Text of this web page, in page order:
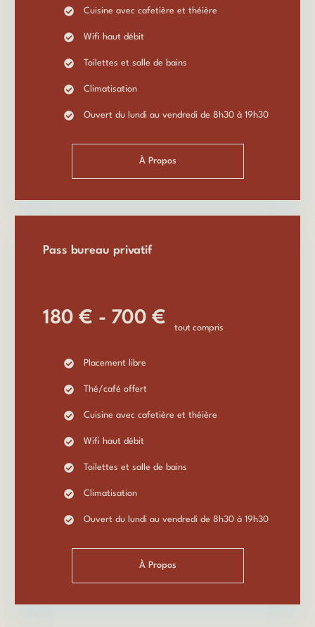
Cuisine avec cafetière et théière
Wifi haut débit
Toilettes et salle de bains
Climatisation
Ouvert du lundi au vendredi de 8h30 à 19h30
À Propos
Pass bureau privatif
180 € - 700 €
tout compris
Placement libre
Thé/café offert
Cuisine avec cafetière et théière
Wifi haut débit
Toilettes et salle de bains
Climatisation
Ouvert du lundi au vendredi de 8h30 à 19h30
À Propos